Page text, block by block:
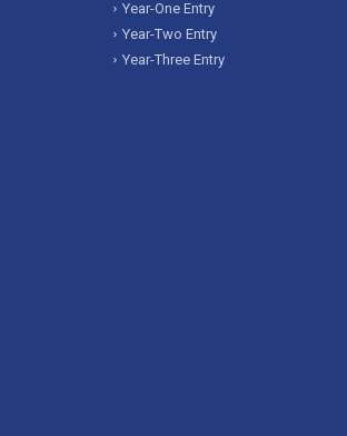
Year-One Entry
Year-Two Entry
Year-Three Entry